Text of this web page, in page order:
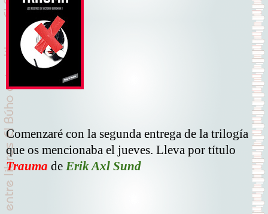
Comenzaré con la segunda entrega de la trilogía
que os mencionaba el jueves. Lleva por título
Trauma de Erik Axl Sund